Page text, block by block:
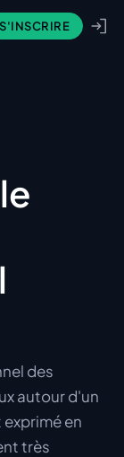
S'INSCRIRE
des
autour d'un
en
très